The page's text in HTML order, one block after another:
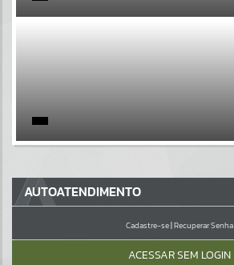
Por favor, aguarde...
GALERIAS
Por favor, aguarde...
AUTOATENDIMENTO
Cadastre-se|Recuperar Senha
ACESSAR SEM LOGIN